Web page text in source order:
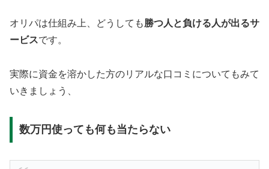
オリパは仕組み上、どうしても勝つ人と負ける人が出るサ
ービスです。
実際に資金を溶かした方のリアルな口コミについてもみて
いきましょう、
数万円使っても何も当たらない